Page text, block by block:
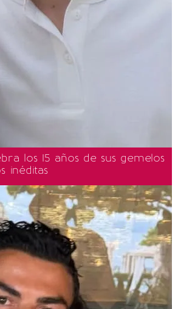
los 15 años de sus gemelos
inéditas